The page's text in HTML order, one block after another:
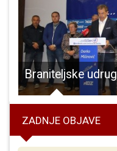
ZADNJE OBJAVE